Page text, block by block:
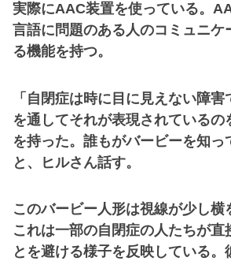
実際にAAC装置を使っている。
言語に問題のある人のコミュニケ
る機能を持つ。
「自閉症は時に目に見えない障
を通してそれが表現されているの
を持った。誰もがバービーを知っ
と、ヒルさん話す。
このバービー人形は視線が少し横
これは一部の自閉症の人たちが直
とを避ける様子を反映している。